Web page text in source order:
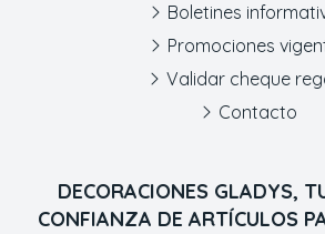
DECORACIONES GLADYS,
CONFIANZA DE ARTÍCULOS
Boletines
Promociones
Validar cheque
Contacto